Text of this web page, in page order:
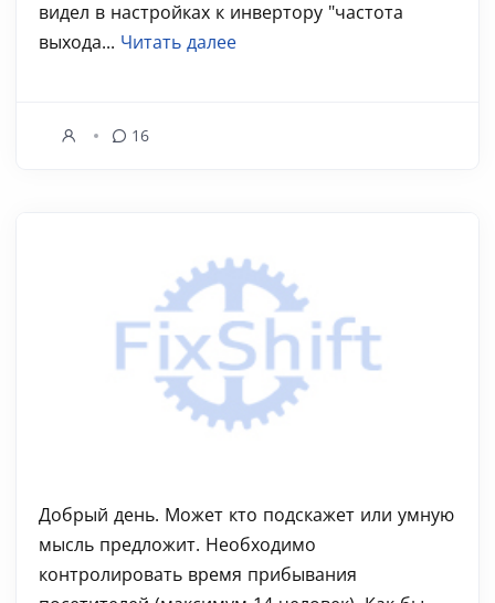
видел в настройках к инвертору "частота
выхода... Читать далее
16
Добрый день. Может кто подскажет или умную
мысль предложит. Необходимо
контролировать время прибывания